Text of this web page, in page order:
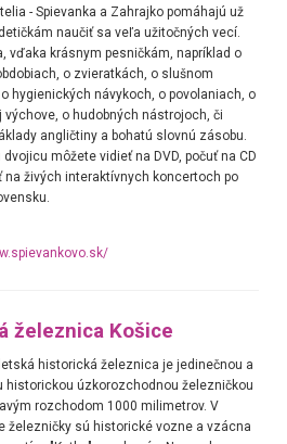
- Spievanka a Zahrajko pomáhajú už
naučiť sa veľa užitočných vecí.
vďaka krásnym pesničkám, napríklad o
o zvieratkách, o slušnom
hygienických návykoch, o povolaniach, o
výchove, o hudobných nástrojoch, či
angličtiny a bohatú slovnú zásobu.
dvojicu môžete vidieť na DVD, počuť na CD
na živých interaktívnych koncertoch po
železnica Košice
historická železnica je jedinečnou a
historickou úzkorozchodnou železničkou
rozchodom 1000 milimetrov. V
železničky sú historické vozne a vzácna